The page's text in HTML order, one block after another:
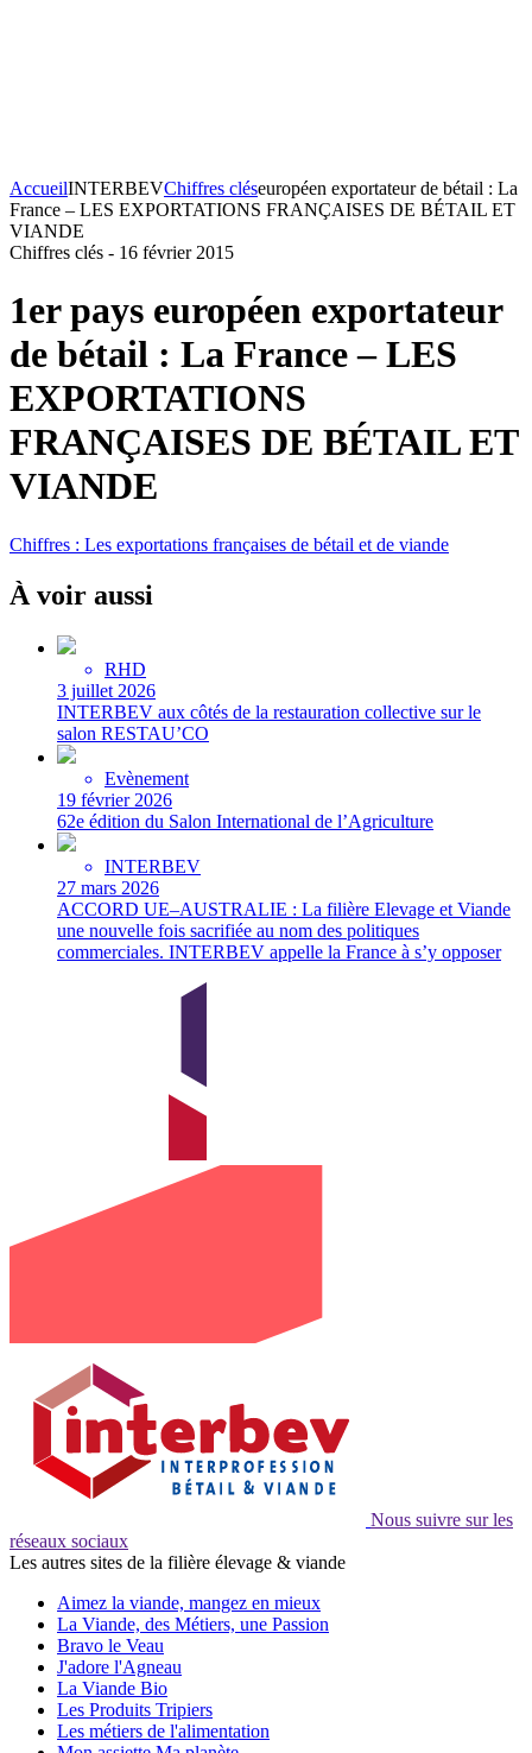
AccueilINTERBEVChiffres cléseuropéen exportateur de bétail : La
France – LES EXPORTATIONS FRANÇAISES DE BÉTAIL ET
VIANDE
Chiffres clés - 16 février 2015
1er pays européen exportateur
de bétail : La France – LES
EXPORTATIONS
FRANÇAISES DE BÉTAIL ET
VIANDE
Chiffres : Les exportations françaises de bétail et de viande
À voir aussi
RHD
3 juillet 2026
INTERBEV aux côtés de la restauration collective sur le
salon RESTAU’CO
Evènement
19 février 2026
62e édition du Salon International de l’Agriculture
INTERBEV
27 mars 2026
ACCORD UE–AUSTRALIE : La filière Elevage et Viande
une nouvelle fois sacrifiée au nom des politiques
commerciales. INTERBEV appelle la France à s’y opposer
Nous suivre sur les
réseaux sociaux
Les autres sites de la filière élevage & viande
Aimez la viande, mangez en mieux
La Viande, des Métiers, une Passion
Bravo le Veau
J'adore l'Agneau
La Viande Bio
Les Produits Tripiers
Les métiers de l'alimentation